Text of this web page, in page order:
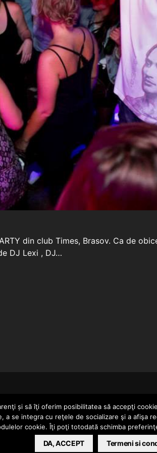
din club Times, Brasov. Ca de
DJ Lexi , DJ…
SRL
și să îţi oferim posibilitatea să accepţi
se integra cu reţele de socializare şi a afişa
cookie. Îţi poţi totodată schimba
DA, ACCEPT Termeni si